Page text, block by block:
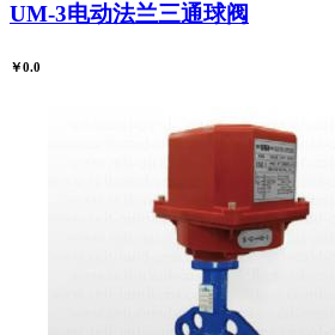
UM-3电动法兰三通球阀
￥0.0